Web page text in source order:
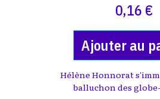
0,16 €
Ajouter au
Hélène Honnorat
balluchon des